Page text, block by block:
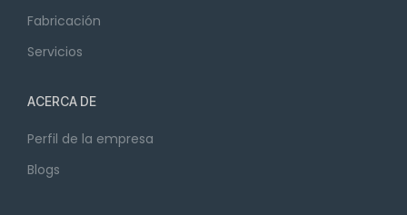
Fabricación
Servicios
ACERCA DE
Perfil de la empresa
Blogs